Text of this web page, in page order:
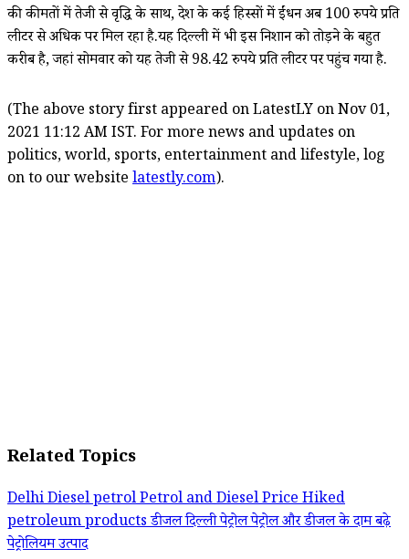
की कीमतों में तेजी से वृद्धि के साथ, देश के कई हिस्सों में ईंधन अब 100 रुपये प्रति
लीटर से अधिक पर मिल रहा है.यह दिल्ली में भी इस निशान को तोड़ने के बहुत
करीब है, जहां सोमवार को यह तेजी से 98.42 रुपये प्रति लीटर पर पहुंच गया है.
(The above story first appeared on LatestLY on Nov 01,
2021 11:12 AM IST. For more news and updates on
politics, world, sports, entertainment and lifestyle, log
on to our website latestly.com).
Related Topics
DelhiDieselpetrolPetrol and Diesel Price Hiked
petroleum productsडीजलदिल्लीपेट्रोलपेट्रोल और डीजल के दाम बढ़े
पेट्रोलियम उत्पाद